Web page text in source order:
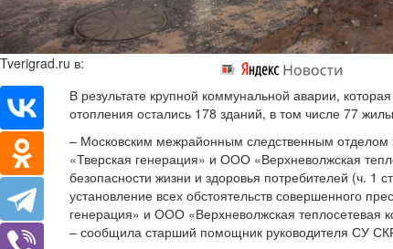
Tverigrad.ru в:
В результате крупной коммунальной аварии,
отопления остались 178 зданий, в том числе 77
– Московским межрайонным следственным
«Тверская генерация» и ООО «Верхневолжская
безопасности жизни и здоровья потребителей (ч.
установление всех обстоятельств совершенного
генерация» и ООО «Верхневолжская теплосетевая
– сообщила старший помощник руководителя СУ